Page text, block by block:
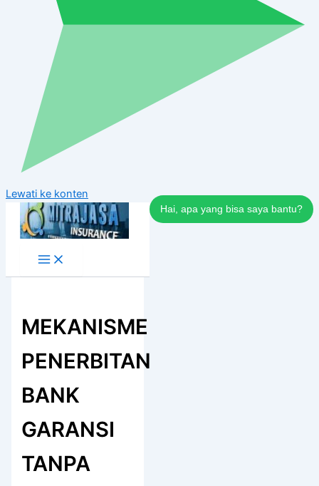
Hai, apa yang bisa saya bantu?
Lewati ke konten
MEKANISME
PENERBITAN
BANK
GARANSI
TANPA